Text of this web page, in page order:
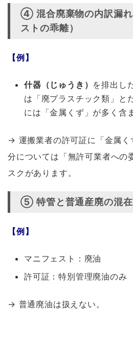
④ 混合廃棄物の内訳漏れ
ストの乖離）
【例】
什器（じゅうき） を排出し
は「廃プラスチック類」と
には「金属くず」が多く含
→ 運搬業者の許可証に「金属く
分については「無許可業者への
スクがあります。
⑤ 特管と普通産廃の混在
【例】
マニフェスト：廃油
許可証：特別管理廃油のみ
→ 普通廃油は扱えない。